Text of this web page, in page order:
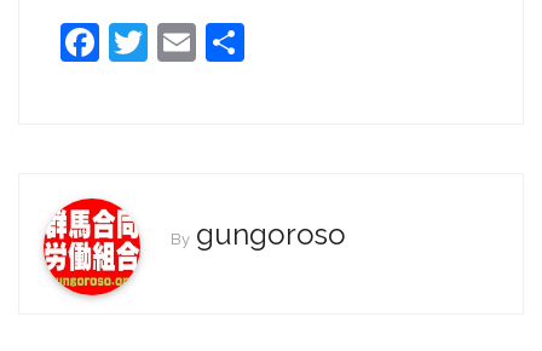
F
a
b
o
o
k
T
w
E
m
By gungoroso